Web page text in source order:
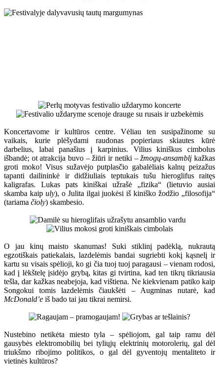
Koncertavome ir kultūros centre. Vėliau ten susipažinome su
vaikais, kurie plėšydami raudonas popieriaus skiautes kūrė
darbelius, labai panašius į karpinius. Vilius kiniškus cimbolus
išbandė; ot atrakcija buvo – žiūri ir netiki –žmogų-ansamblįkažkas
groti moko! Visus sužavėjo putplasčio gabalėliais kalnų peizažus
tapanti dailininkė ir didžiuliais teptukais tušu hieroglifus raitęs
kaligrafas. Lukas pats kiniškai užrašė „fizika“ (lietuvio ausiai
skamba kaip uly), o Julita ilgai juokėsi iš kiniško žodžio „filosofija“
(tariama čioly) skambesio.
O jau kinų maisto skanumas! Suki stiklinį padėklą, nukrautą
egzotiškais patiekalais, lazdelėmis bandai sugriebti kokį kąsnelį ir
kartu su visais spėlioji, ko gi čia tuoj tuoj paragausi – vienam rodosi,
kad į lėkštelę įsidėjo grybą, kitas gi tvirtina, kad ten tikrų tikriausia
tešla, dar kažkas neabejoja, kad vištiena. Ne kiekvienam patiko kaip
Songokui tomis lazdelėmis čiaukšėti – Augminas nutarė, kad
McDonald’e iš bado tai jau tikrai nemirsi.
Nustebino netikėta miesto tyla – spėliojom, gal taip ramu dėl
gausybės elektromobilių bei tyliųjų elektrinių motorolerių, gal dėl
triukšmo ribojimo politikos, o gal dėl gyventojų mentaliteto ir
vietinės kultūros?